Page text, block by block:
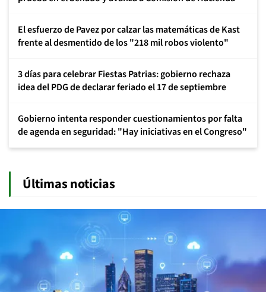
El esfuerzo de Pavez por calzar las matemáticas de Kast
frente al desmentido de los "218 mil robos violento"
3 días para celebrar Fiestas Patrias: gobierno rechaza
idea del PDG de declarar feriado el 17 de septiembre
Gobierno intenta responder cuestionamientos por falta
de agenda en seguridad: "Hay iniciativas en el Congreso"
Últimas noticias